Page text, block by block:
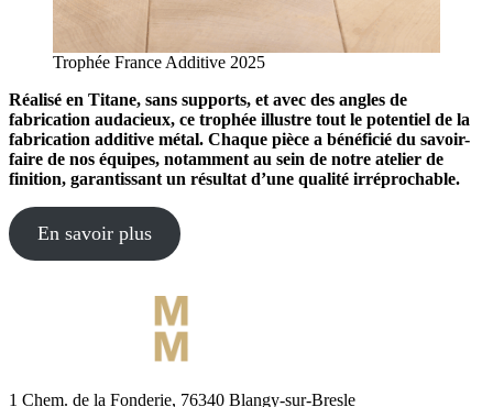
Trophée France Additive 2025
Réalisé en Titane, sans supports, et avec des angles de
fabrication audacieux, ce trophée illustre tout le potentiel de la
fabrication additive métal. Chaque pièce a bénéficié du savoir-
faire de nos équipes, notamment au sein de notre atelier de
finition, garantissant un résultat d’une qualité irréprochable.
En savoir plus
1 Chem. de la Fonderie, 76340 Blangy-sur-Bresle